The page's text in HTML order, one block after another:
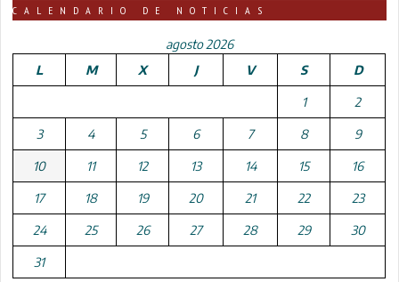
CALENDARIO DE NOTICIAS
agosto 2026
L
M X J V S D
1 2
3 4 5 6 7 8 9
10 11 12 13 14 15 16
17 18 19 20 21 22 23
24 25 26 27 28 29 30
31